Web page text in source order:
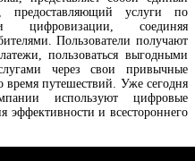
дорожного строительства будет
услуги по
цифровизации, соединяя
Пользователи получают
пользоваться выгодными
через свои привычные
путешествий. Уже сегодня
используют цифровые
и всестороннего